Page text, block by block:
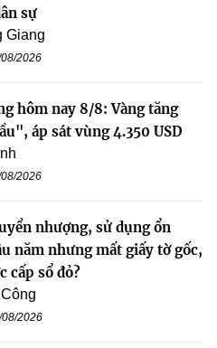
sự
Giang
2026
hôm nay 8/8: Vàng tăng
áp sát vùng 4.350 USD
2026
nhượng, sử dụng ổn
năm nhưng mất giấy tờ gốc,
cấp sổ đỏ?
2026